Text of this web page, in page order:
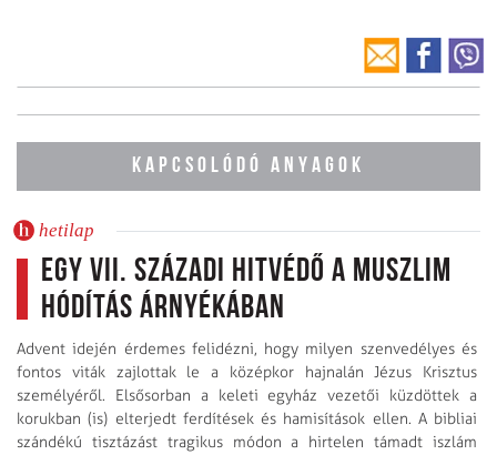
KAPCSOLÓDÓ ANYAGOK
hetilap
Egy VII. századi hitvédő a muszlim
hódítás árnyékában
Advent idején érdemes felidézni, hogy milyen szenvedélyes és
fontos viták zajlottak le a középkor hajnalán Jézus Krisztus
személyéről. Elsősorban a keleti egyház vezetői küzdöttek a
korukban (is) elterjedt ferdítések és hamisítások ellen. A bibliai
szándékú tisztázást tragikus módon a hirtelen támadt iszlám